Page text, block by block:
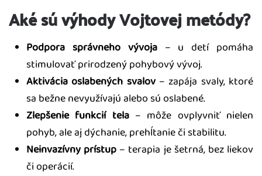
Aké sú výhody Vojtovej metódy?
Podpora správneho vývoja– u detí pomáha
stimulovať prirodzený pohybový vývoj.
Aktivácia oslabených svalov– zapája svaly, ktoré
sa bežne nevyužívajú alebo sú oslabené.
Zlepšenie funkcií tela– môže ovplyvniť nielen
pohyb, ale aj dýchanie, prehĺtanie či stabilitu.
Neinvazívny prístup – terapia je šetrná, bez liekov
či operácií.